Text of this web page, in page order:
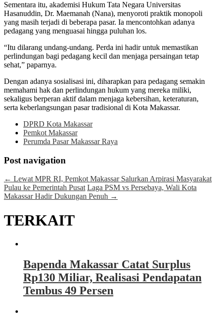
Sementara itu, akademisi Hukum Tata Negara Universitas
Hasanuddin, Dr. Maemanah (Nana), menyoroti praktik monopoli
yang masih terjadi di beberapa pasar. Ia mencontohkan adanya
pedagang yang menguasai hingga puluhan los.
“Itu dilarang undang-undang. Perda ini hadir untuk memastikan
perlindungan bagi pedagang kecil dan menjaga persaingan tetap
sehat,” paparnya.
Dengan adanya sosialisasi ini, diharapkan para pedagang semakin
memahami hak dan perlindungan hukum yang mereka miliki,
sekaligus berperan aktif dalam menjaga kebersihan, keteraturan,
serta keberlangsungan pasar tradisional di Kota Makassar.
DPRD Kota Makassar
Pemkot Makassar
Perumda Pasar Makassar Raya
Post navigation
← Lewat MPR RI, Pemkot Makassar Salurkan Arpirasi Masyarakat
Pulau ke Pemerintah Pusat Laga PSM vs Persebaya, Wali Kota
Makassar Hadir Dukungan Penuh →
TERKAIT
Bapenda Makassar Catat Surplus
Rp130 Miliar, Realisasi Pendapatan
Tembus 49 Persen